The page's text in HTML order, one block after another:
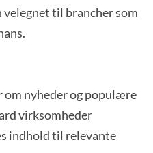
til brancher som
nyheder og populære
virksomheder
indhold til relevante